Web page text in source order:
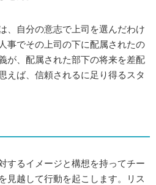
、自分の意志で上司を選んだわけ
事でその上司の下に配属されたの
が、配属された部下の将来を差配
えば、信頼されるに足り得るスタ
するイメージと構想を持ってチー
見越して行動を起こします。リス